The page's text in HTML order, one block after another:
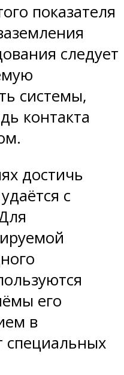
показателя
следует
системы,
контакта
достичь
с
его
в
специальных